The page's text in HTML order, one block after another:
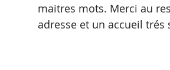
maitres mots. Merci au
adresse et un accueil